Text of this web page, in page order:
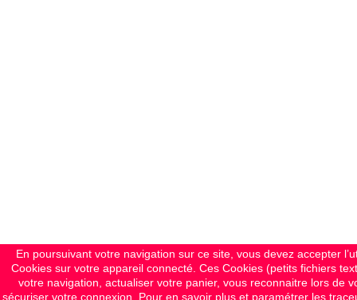
En poursuivant votre navigation sur ce site, vous devez accepter
Cookies sur votre appareil connecté. Ces Cookies (petits fichiers
votre navigation, actualiser votre panier, vous reconnaitre lors de
sécuriser votre connexion. Pour en savoir plus et paramétrer les